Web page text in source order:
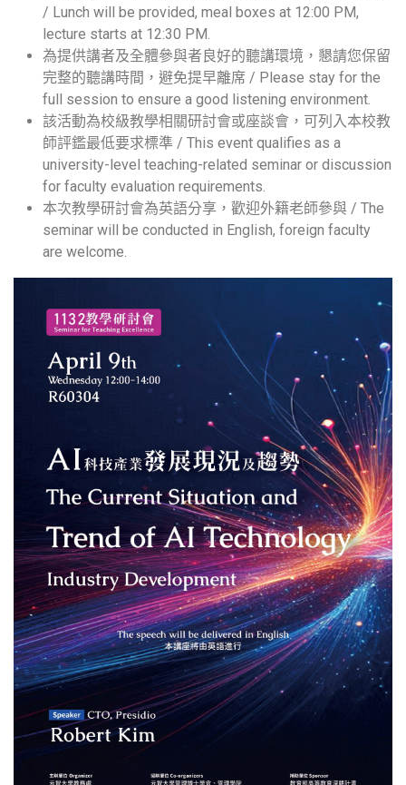
/ Lunch will be provided, meal boxes at 12:00 PM,
lecture starts at 12:30 PM.
為提供講者及全體參與者良好的聽講環境，懇請您保留
完整的聽講時間，避免提早離席 / Please stay for the
full session to ensure a good listening environment.
該活動為校級教學相關研討會或座談會，可列入本校教
師評鑑最低要求標準 / This event qualifies as a
university-level teaching-related seminar or discussion
for faculty evaluation requirements.
本次教學研討會為英語分享，歡迎外籍老師參與 / The
seminar will be conducted in English, foreign faculty
are welcome.